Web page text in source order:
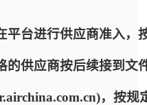
平台进行供应商准入
的供应商按后续接到
，按